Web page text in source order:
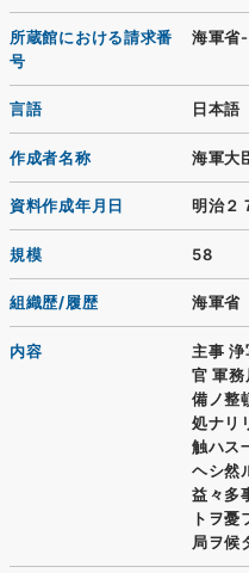
所蔵館における請求番
号
海軍省
言語 日本語
作成者名称 海軍大
資料作成年月日 明治２
規模 58
組織歴/履歴 海軍省
内容
主事
官 軍務
備ノ整
処ナリ
触ハス
ヘシ然
益々多
トヲ憂
局ヲ候